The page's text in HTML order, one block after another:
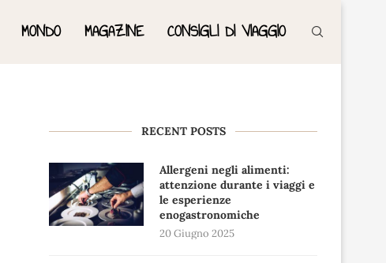
MONDO MAGAZINE CONSIGLI DI VIAGGIO
RECENT POSTS
Allergeni negli alimenti:
attenzione durante i viaggi e
le esperienze
enogastronomiche
20 Giugno 2025